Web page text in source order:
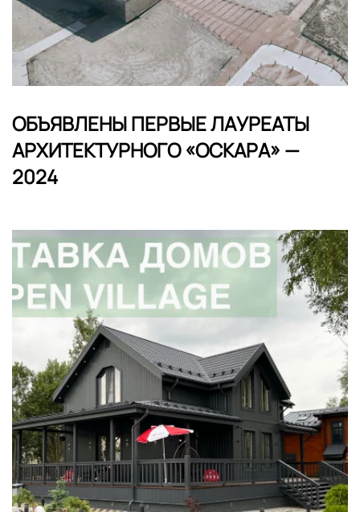
ОБЪЯВЛЕНЫ ПЕРВЫЕ ЛАУРЕАТЫ
АРХИТЕКТУРНОГО «ОСКАРА» —
2024